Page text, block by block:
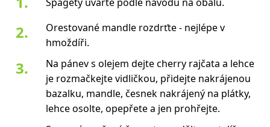
Orestované mandle rozdrťte - nejlépe v
hmoždíři.
Na pánev s olejem dejte cherry rajčata a lehce
je rozmačkejte vidličkou, přidejte nakrájenou
bazalku, mandle, česnek nakrájený na plátky,
lehce osolte, opepřete a jen prohřejte.